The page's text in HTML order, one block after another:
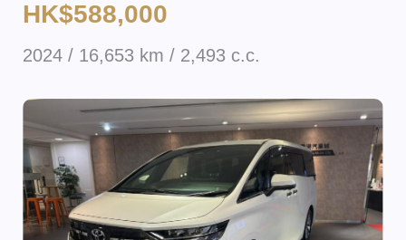
HK$588,000
2024 / 16,653 km / 2,493 c.c.